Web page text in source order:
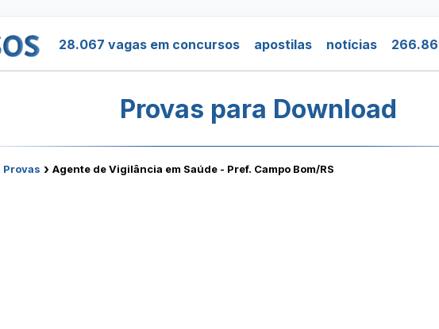
28.067 vagas em concursos apostilas notícias
Provas para Download
Provas › Agente de Vigilância em Saúde - Pref. Campo Bom/RS